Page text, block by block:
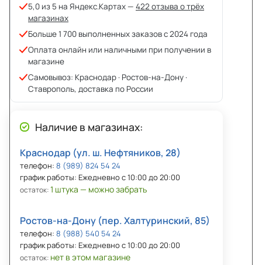
5,0 из 5 на Яндекс.Картах — 422 отзыва о трёх
магазинах
Больше 1 700 выполненных заказов с 2024 года
Оплата онлайн или наличными при получении в
магазине
Самовывоз: Краснодар · Ростов-на-Дону ·
Ставрополь, доставка по России
Наличие в магазинах:
Краснодар (ул. ш. Нефтяников, 28)
телефон: 8 (989) 824 54 24
график работы: Ежедневно с 10:00 до 20:00
остаток:1 штука — можно забрать
Ростов-на-Дону (пер. Халтуринский, 85)
телефон: 8 (988) 540 54 24
график работы: Ежедневно с 10:00 до 20:00
остаток: нет в этом магазине